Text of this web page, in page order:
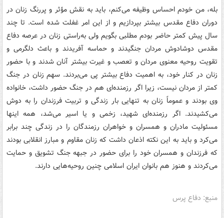
بله، من خودم احساس وظیفه می‌کنم، باید به نقش مؤثر و پررنگ زنان در
دوران دفاع مقدس بیشتر بپردازیم و از این امر غفلت شده است. تا چند
سال پیش کمتر حاضر بودم مطلبی بگویم ولی به‌راستی زنان در عرصه دفاع
مقدس دوشادوش مردان جنگیدند و حماسه آفریدند و باعث دلگرمی و
تقویت روحیه معنوی مردان و تعصب و غیرت بیشتر آنان شدند و با حضور
زنان در کنار خود، به اهمیت دفاع بیشتر پی می‌بردند. سهم زنان در جنگ
کمتر از مردان نیست، زیرا اگر رزمنده‌ای هم در جنگ حضور داشت، خانواده
وی بودند و عموماً زنان به تنهایی بار زندگی و تربیت فرزندان را به دوش
می‌کشیدند. اگر رزمنده‌ای شهید، زخمی و یا اسیر می‌شد، همه اینها
مسئولیت مادران و همسران و خواهران رزمندگان را در زندگی چند برابر
می‌کرد و باید به این نکته اذعان داشت که زنان مقاوم و مبارز انقلابی بودند
که فرزندان و همسران خود را برای حضور در جبهه جنگ تشویق و حمایت
می‌کردند و هنوز هم بانوان ایران اسلامی چنین روحیه‌هایی دارند.
منبع: دفاع پرس